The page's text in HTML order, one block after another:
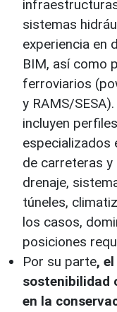
sistemas
experiencia en
BIM, así como
ferroviarios
y RAMS/
incluyen
especializados
de carreteras
drenaje,
túneles,
los casos,
posiciones
Por su parte,
sostenibilidad
en la